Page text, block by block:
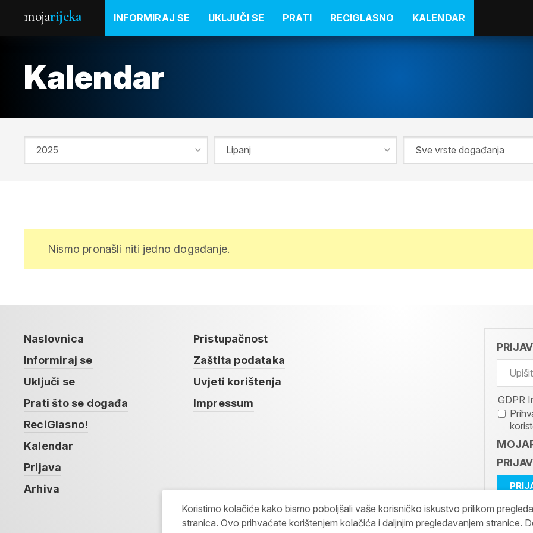
mojarijeka INFORMIRAJ SE UKLJUČI SE PRATI RECIGLASNO KALENDAR
Kalendar
Nismo pronašli niti jedno događanje.
Naslovnica
Informiraj se
Uključi se
Prati što se događa
ReciGlasno!
Kalendar
Prijava
Arhiva
Pristupačnost
Zaštita podataka
Uvjeti korištenja
Impressum
GDPR
Koristimo kolačiće kako bismo poboljšali vaše korisničko iskustvo prilikom
stranica. Ovo prihvaćate korištenjem kolačića i daljnjim pregledavanjem stranice.